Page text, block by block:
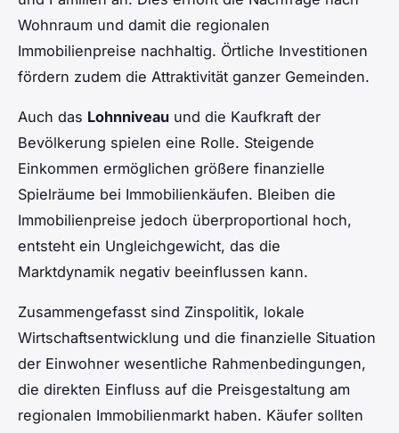
Wohnraum und damit die regionalen
Immobilienpreise nachhaltig. Örtliche Investitionen
fördern zudem die Attraktivität ganzer Gemeinden.
Auch das Lohnniveau und die Kaufkraft der
Bevölkerung spielen eine Rolle. Steigende
Einkommen ermöglichen größere finanzielle
Spielräume bei Immobilienkäufen. Bleiben die
Immobilienpreise jedoch überproportional hoch,
entsteht ein Ungleichgewicht, das die
Marktdynamik negativ beeinflussen kann.
Zusammengefasst sind Zinspolitik, lokale
Wirtschaftsentwicklung und die finanzielle Situation
der Einwohner wesentliche Rahmenbedingungen,
die direkten Einfluss auf die Preisgestaltung am
regionalen Immobilienmarkt haben. Käufer sollten